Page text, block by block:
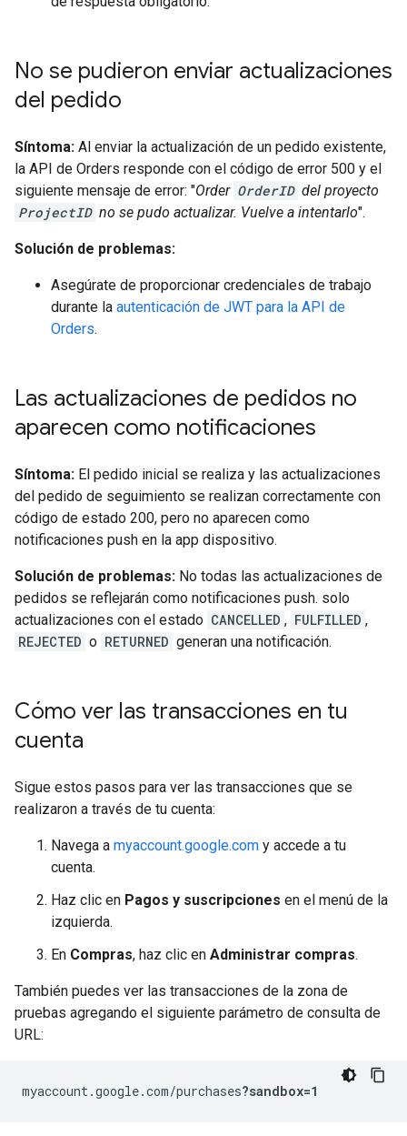
No se pudieron enviar actualizaciones
del pedido
Síntoma: Al enviar la actualización de un pedido existente,
la API de Orders responde con el código de error 500 y el
siguiente mensaje de error: "Order OrderID del proyecto
ProjectID no se pudo actualizar. Vuelve a intentarlo".
Solución de problemas:
Asegúrate de proporcionar credenciales de trabajo
durante la autenticación de JWT para la API de
Orders.
Las actualizaciones de pedidos no
aparecen como notificaciones
Síntoma: El pedido inicial se realiza y las actualizaciones
del pedido de seguimiento se realizan correctamente con
código de estado 200, pero no aparecen como
notificaciones push en la app dispositivo.
Solución de problemas: No todas las actualizaciones de
pedidos se reflejarán como notificaciones push. solo
actualizaciones con el estado CANCELLED , FULFILLED ,
REJECTED o RETURNED generan una notificación.
Cómo ver las transacciones en tu
cuenta
Sigue estos pasos para ver las transacciones que se
realizaron a través de tu cuenta:
Navega a myaccount.google.com y accede a tu
cuenta.
Haz clic en Pagos y suscripciones en el menú de la
izquierda.
En Compras, haz clic en Administrar compras.
También puedes ver las transacciones de la zona de
pruebas agregando el siguiente parámetro de consulta de
URL:
myaccount.google.com/purchases?sandbox=1